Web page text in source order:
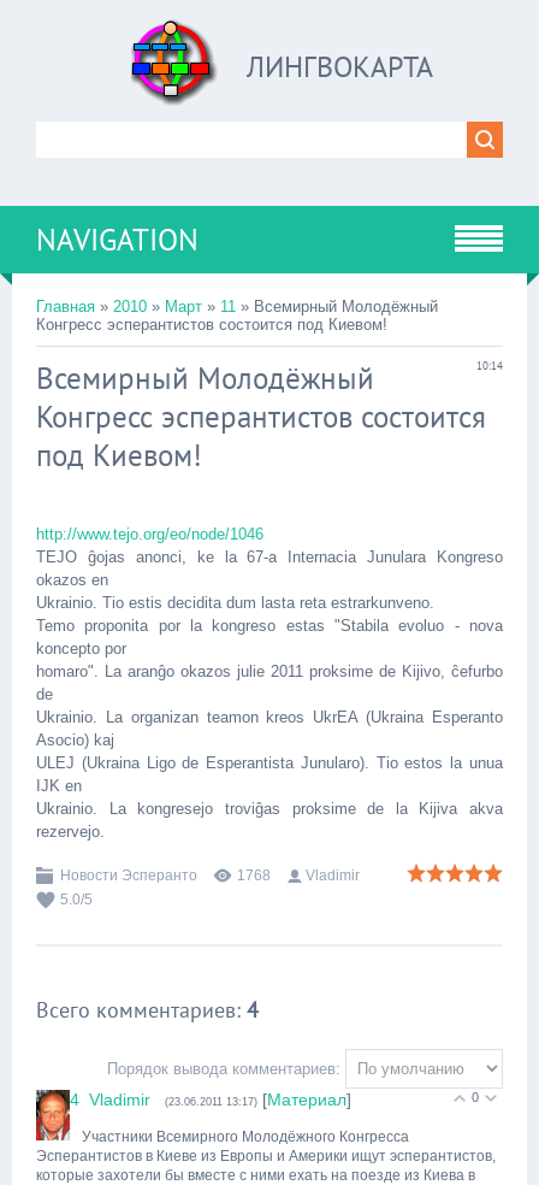
ЛИНГВОКАРТА
NAVIGATION
Главная » 2010 » Март » 11 » Всемирный Молодёжный
Конгресс эсперантистов состоится под Киевом!
10:14
Всемирный Молодёжный
Конгресс эсперантистов состоится
под Киевом!
http://www.tejo.org/eo/node/1046
TEJO ĝojas anonci, ke la 67-a Internacia Junulara Kongreso
okazos en
Ukrainio. Tio estis decidita dum lasta reta estrarkunveno.
Temo proponita por la kongreso estas "Stabila evoluo - nova
koncepto por
homaro". La aranĝo okazos julie 2011 proksime de Kijivo, ĉefurbo
de
Ukrainio. La organizan teamon kreos UkrEA (Ukraina Esperanto
Asocio) kaj
ULEJ (Ukraina Ligo de Esperantista Junularo). Tio estos la unua
IJK en
Ukrainio. La kongresejo troviĝas proksime de la Kijiva akva
rezervejo.
Новости Эсперанто 1768
Vladimir
5.0/5
Всего комментариев: 4
Порядок вывода комментариев:
0
4 Vladimir (23.06.2011 13:17) [Материал]
Участники Всемирного Молодёжного Конгресса
Эсперантистов в Киеве из Европы и Америки ищут эсперантистов,
которые захотели бы вместе с ними ехать на поезде из Киева в